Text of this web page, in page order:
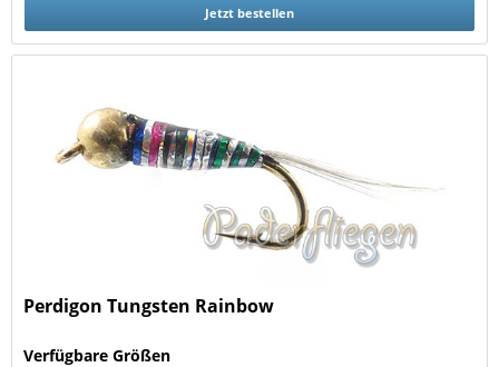
Jetzt bestellen
Perdigon Tungsten Rainbow
Verfügbare Größen